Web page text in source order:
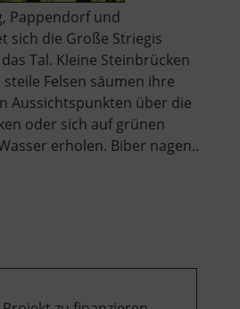
Pappendorf und
sich die Große Striegis
Tal. Kleine Steinbrücken
Felsen säumen ihre
Aussichtspunkten über die
oder sich auf grünen
erholen. Biber nagen..